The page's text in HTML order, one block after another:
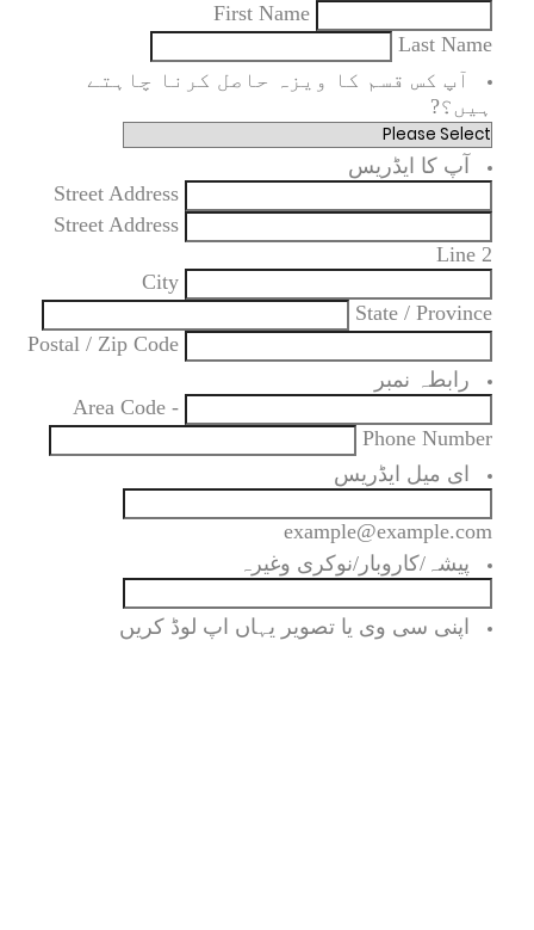
First Name
Last Name
آپ کس قسم کا ویزہ حاصل کرنا چاہتے
ہیں؟?
آپ کا ایڈریس
Street Address
Street Address
Line 2
City
State / Province
Postal / Zip Code
رابطہ نمبر
-
Area Code
Phone Number
ای میل ایڈریس
example@example.com
پیشہ/کاروبار/نوکری وغیرہ
اپنی سی وی یا تصویر یہاں اپ لوڈ کریں